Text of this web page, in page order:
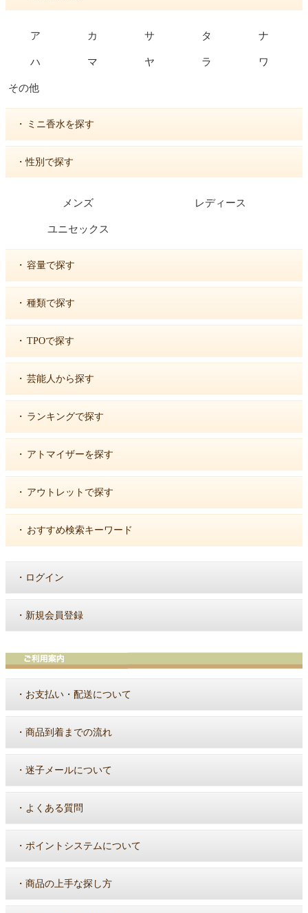
ア カ サ タ ナ
ハ マ ヤ ラ ワ
その他
・ ミニ香水を探す
・性別で探す
メンズ レディース
ユニセックス
・ 容量で探す
・ 種類で探す
・ TPOで探す
・ 芸能人から探す
・ ランキングで探す
・ アトマイザーを探す
・ アウトレットで探す
・ おすすめ検索キーワード
・ ログイン
・ 新規会員登録
・ お支払い・配送について
・ 商品到着までの流れ
・ 迷子メールについて
・ よくある質問
・ ポイントシステムについて
・ 商品の上手な探し方